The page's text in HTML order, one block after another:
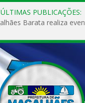
ÚLTIMAS PUBLICAÇÕES: